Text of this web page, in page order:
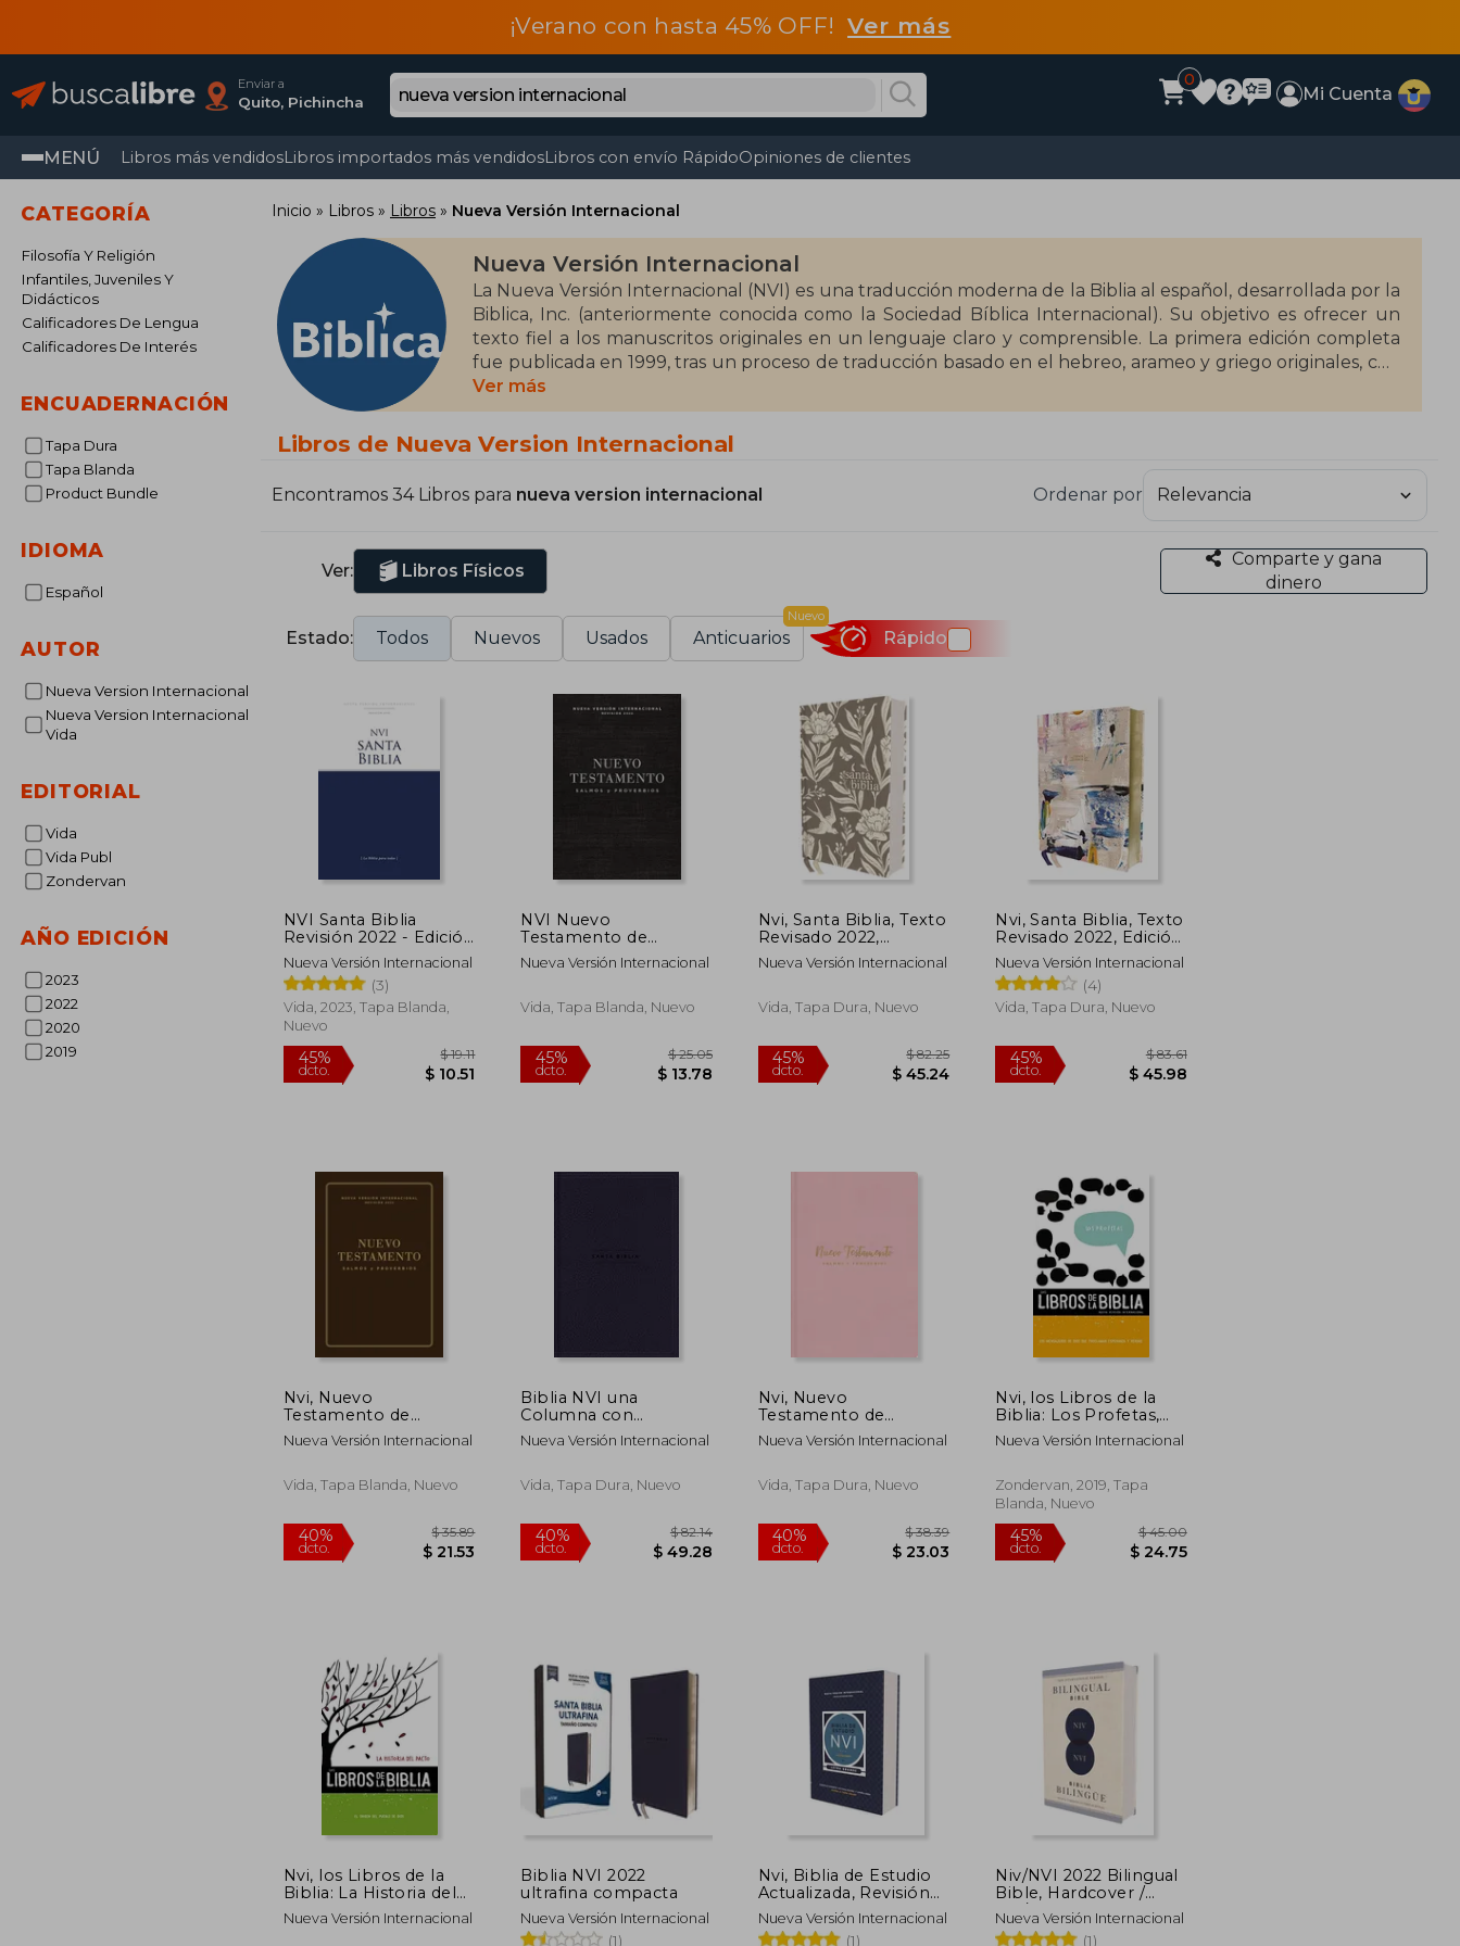
¡Verano con hasta 45% OFF!Ver más
Enviar a
Quito, Pichincha
0
Mi Cuenta
MENÚ Libros más vendidosLibros importados más vendidosLibros con envío RápidoOpiniones de clientes
CATEGORÍA
Filosofía Y Religión
Infantiles, Juveniles Y
Didácticos
Calificadores De Lengua
Calificadores De Interés
ENCUADERNACIÓN
Tapa Dura
Tapa Blanda
Product Bundle
IDIOMA
Español
AUTOR
Nueva Version Internacional
Nueva Version Internacional
Vida
EDITORIAL
Vida
Vida Publ
Zondervan
AÑO EDICIÓN
2023
2022
2020
2019
Inicio Libros Libros Nueva Versión Internacional
Nueva Versión Internacional
La Nueva Versión Internacional (NVI) es una traducción moderna de la Biblia al español, desarrollada por la
Biblica, Inc. (anteriormente conocida como la Sociedad Bíblica Internacional). Su objetivo es ofrecer un
texto fiel a los manuscritos originales en un lenguaje claro y comprensible. La primera edición completa
fue publicada en 1999, tras un proceso de traducción basado en el hebreo, arameo y griego originales, con
un enfoque en la equivalencia dinámica para facilitar su comprensión.
Entre sus ediciones más destacadas se encuentra la "NVI, Santa Biblia", que ha sido publicada en diversas
versiones y formatos a lo largo de los años. También ha lanzado ediciones especializadas como la "NVI Biblia
de Estudio" y la "NVI Biblia para niños", dirigidas a diferentes públicos. Su impacto ha sido significativo en el
mundo cristiano de habla hispana, siendo una de las traducciones más utilizadas en iglesias y estudios
Ver más
Libros de Nueva Version Internacional
Encontramos 34 Libros para nueva version internacional Ordenar por
Ver: Libros Físicos
Comparte y gana
dinero
Estado: Todos Nuevos Usados Anticuarios
Nuevo
Rápido
NVI Santa Biblia
Revisión 2022 - Edición
Económica - Tapa
rústica
Nueva Versión Internacional
(3)
Vida, 2023, Tapa Blanda,
Nuevo
45%
dcto.
NVI Nuevo
Testamento de
Bolsillo - Con Salmos
Y Proverbios - Tapa
Nueva Versión Internacional
Vida, Tapa Blanda, Nuevo
45% $ 25.05
Nvi, Santa Biblia, Texto
Revisado 2022,
Tamaño Compacto,
Tapa Dura
Nueva Versión Internacional
Vida, Tapa Dura, Nuevo
45%
$ 45.24
Nvi, Santa Biblia, Texto
Revisado 2022, Edición
Artística, Tapa Dura,
Palabras de Jesús en
Rojo, Comfort Print
Nueva Versión Internacional
(4)
Vida, Tapa Dura, Nuevo
45%
dcto.
Nvi, Nuevo
Testamento de
Bolsillo, con Salmos y
Proverbios,
Nueva Versión Internacional
Vida, Tapa Blanda, Nuevo
40%
dcto.
Biblia NVI una
Columna con
Referencias Piel Azul
Marino
Nueva Versión Internacional
Vida, Tapa Dura, Nuevo
40%
dcto.
Nvi, Nuevo
Testamento de
Bolsillo, con Salmos y
Proverbios,
Niñas
Nueva Versión Internacional
Vida, Tapa Dura, Nuevo
40%
dcto.
Nvi, los Libros de la
Biblia: Los Profetas,
Rústica: Los
Mensajeros de Dios
Esperanza y Verdad
Nueva Versión Internacional
Zondervan, 2019, Tapa
Blanda, Nuevo
Nvi, los Libros de la
Biblia: La Historia del
Pacto, Rústica: El
Origen del Pueblo de
Nueva Versión Internacional
Biblia NVI 2022
ultrafina compacta
Nueva Versión Internacional
(1)
Nvi, Biblia de Estudio
Actualizada, Revisión
2022, Letra Grande,
Tapa Dura, Interior a
Nueva Versión Internacional
(1)
Niv/NVI 2022 Bilingual
Bible, Hardcover /
Niv/NVI 2022 Biblia
Bilingüe, Tapa Dura
Nueva Versión Internacional
(1)